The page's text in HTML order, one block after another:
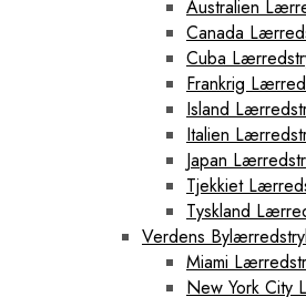
Australien
Canada
Cuba
Frankrig
Island
Italien
Japan
Tjekkiet
Tyskland
Verdens
Miami
New York City